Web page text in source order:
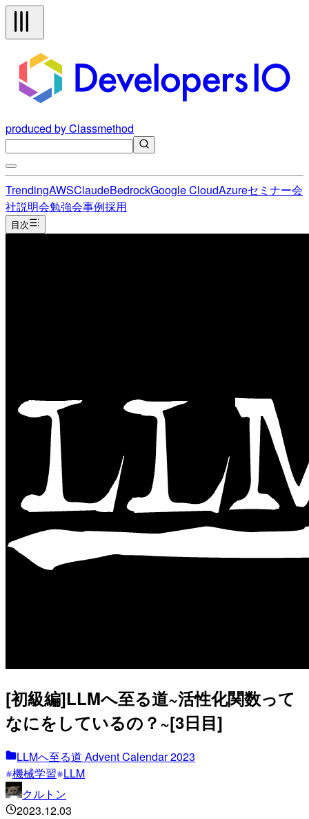
produced by Classmethod
TrendingAWSClaudeBedrockGoogle CloudAzureセミナー会
社説明会勉強会事例採用
目次
[初級編]LLMへ至る道~活性化関数って
なにをしているの？~[3日目]
LLMへ至る道 Advent Calendar 2023
機械学習 LLM
クルトン
2023.12.03